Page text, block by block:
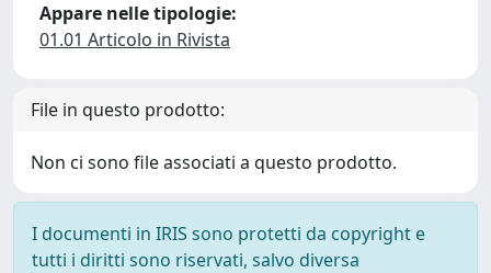
Appare nelle tipologie:
01.01 Articolo in Rivista
File in questo prodotto:
Non ci sono file associati a questo prodotto.
I documenti in IRIS sono protetti da copyright e
tutti i diritti sono riservati, salvo diversa